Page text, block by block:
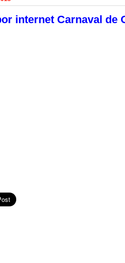
internet Carnaval de